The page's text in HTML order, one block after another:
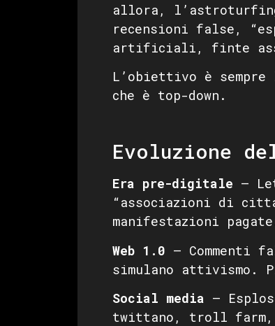
allora,
recensioni false,
artificiali, finte
L’obiettivo è
che è top-down.
Evoluzione
Era pre-digitale —
“associazioni di
manifestazioni
Web 1.0 — Commenti
simulano attivismo.
Social media —
twittano, troll farm,